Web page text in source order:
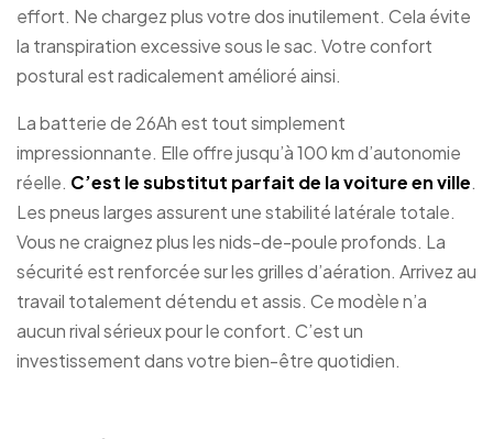
effort. Ne chargez plus votre dos inutilement. Cela évite
la transpiration excessive sous le sac. Votre confort
postural est radicalement amélioré ainsi.
La batterie de 26Ah est tout simplement
impressionnante. Elle offre jusqu’à 100 km d’autonomie
réelle. C’est le substitut parfait de la voiture en ville.
Les pneus larges assurent une stabilité latérale totale.
Vous ne craignez plus les nids-de-poule profonds. La
sécurité est renforcée sur les grilles d’aération. Arrivez au
travail totalement détendu et assis. Ce modèle n’a
aucun rival sérieux pour le confort. C’est un
investissement dans votre bien-être quotidien.